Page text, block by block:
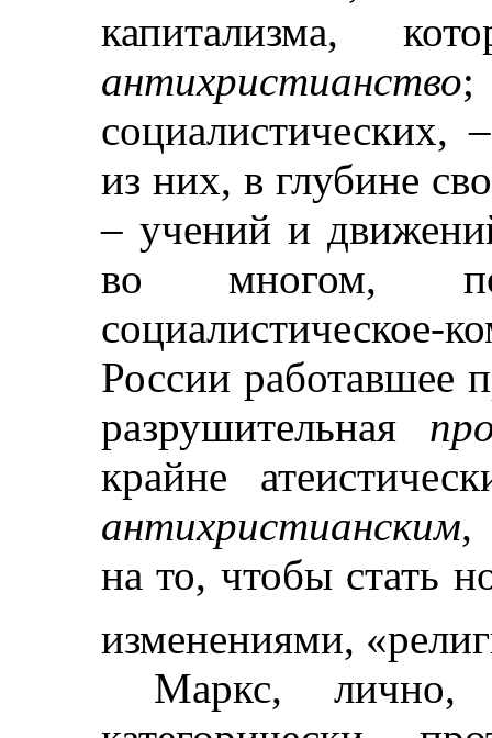
капитализма,
антихристианство;
из них, в глубине
– учений и
во многом,
социалистическое-
России работавшее
разрушительная
крайне
антихристианским,
на то, чтобы стать
изменениями,
Маркс,